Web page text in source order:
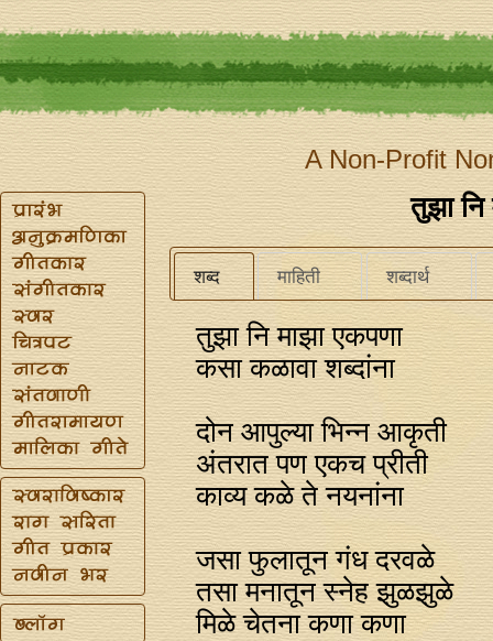
A Non-Profit
तुझा नि
शब्द माहिती शब्दार्थ
तुझा नि माझा एकपणा
कसा कळावा शब्दांना
दोन आपुल्या भिन्‍न आकृती
अंतरात पण एकच प्रीती
काव्य कळे ते नयनांना
जसा फुलातून गंध दरवळे
तसा मनातून स्‍नेह झुळझुळे
मिळे चेतना कणा कणा